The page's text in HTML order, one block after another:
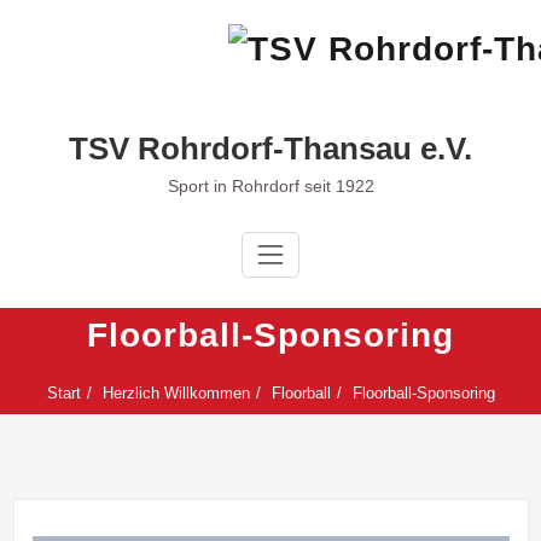
TSV Rohrdorf-Thansau e.V.
Sport in Rohrdorf seit 1922
Floorball-Sponsoring
Start Herzlich Willkommen Floorball Floorball-Sponsoring